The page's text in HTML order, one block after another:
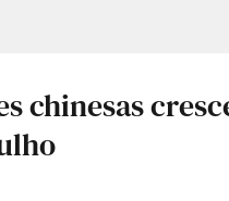
chinesas